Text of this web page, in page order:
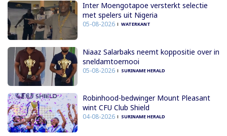
Inter Moengotapoe versterkt selectie
met spelers uit Nigeria
05-08-2026 WATERKANT
Niaaz Salarbaks neemt koppositie over in
sneldamtoernooi
05-08-2026 SURINAME HERALD
Robinhood-bedwinger Mount Pleasant
wint CFU Club Shield
04-08-2026 SURINAME HERALD